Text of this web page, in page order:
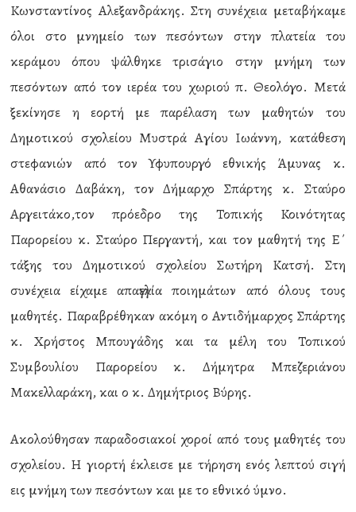
Κωνσταντίνος Αλεξανδράκης. Στη συνέχεια μεταβήκαμε
όλοι στο μνημείο των πεσόντων στην πλατεία του
κεράμου όπου ψάλθηκε τρισάγιο στην μνήμη των
πεσόντων από τον ιερέα του χωριού π. Θεολόγο. Μετά
ξεκίνησε η εορτή με παρέλαση των μαθητών του
Δημοτικού σχολείου Μυστρά Αγίου Ιωάννη, κατάθεση
στεφανιών από τον Υφυπουργό εθνικής Άμυνας κ.
Αθανάσιο Δαβάκη, τον Δήμαρχο Σπάρτης κ. Σταύρο
Αργειτάκο,τον πρόεδρο της Τοπικής Κοινότητας
Παρορείου κ. Σταύρο Περγαντή, και τον μαθητή της Ε΄
τάξης του Δημοτικού σχολείου Σωτήρη Κατσή. Στη
συνέχεια είχαμε απαγγελία ποιημάτων από όλους τους
μαθητές. Παραβρέθηκαν ακόμη ο Αντιδήμαρχος Σπάρτης
κ. Χρήστος Μπουγάδης και τα μέλη του Τοπικού
Συμβουλίου Παρορείου κ. Δήμητρα Μπεζεριάνου
Μακελλαράκη, και ο κ. Δημήτριος Βύρης.
Ακολούθησαν παραδοσιακοί χοροί από τους μαθητές του
σχολείου. Η γιορτή έκλεισε με τήρηση ενός λεπτού σιγή
εις μνήμη των πεσόντων και με το εθνικό ύμνο.